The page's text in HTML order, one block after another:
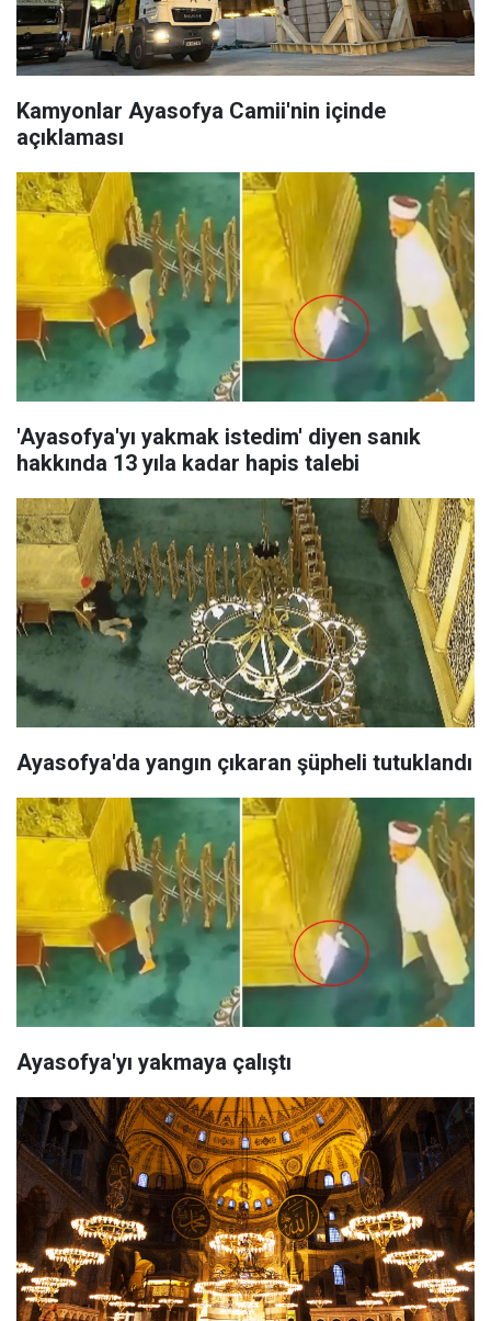
Kamyonlar Ayasofya Camii'nin içinde
açıklaması
'Ayasofya'yı yakmak istedim' diyen sanık
hakkında 13 yıla kadar hapis talebi
Ayasofya'da yangın çıkaran şüpheli tutuklandı
Ayasofya'yı yakmaya çalıştı